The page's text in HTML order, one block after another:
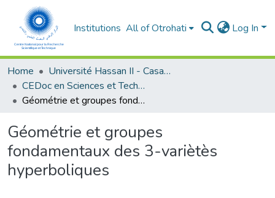
Institutions All of Otrohati Log In
Home
Université Hassan II - Casablanca
CEDoc en Sciences et Techniques et Sciences Médicales (CED -STSM)
Géométrie et groupes fondamentaux des 3-variètès hyperboliques
Géométrie et groupes
fondamentaux des 3-variètès
hyperboliques